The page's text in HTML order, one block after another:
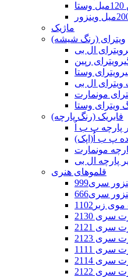
ماژیک
ویترای (رنگ شیشه)
ال بی
رپین
وستا
ویترای ال بی
مونمارت
ویترای وستا
فابریک (رنگ پارچه)
پارچه پ ب اُ
پ ب اُ(اپک)
مونمارت
پارچه ال بی
قلموهای هنری
سری999
سری666
زبر1102
2130
2121
2123
1111
2114
2122